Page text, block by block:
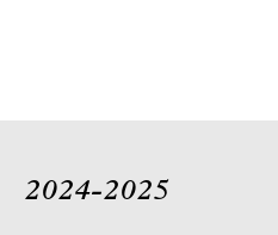
2024-2025